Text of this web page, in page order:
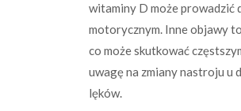
witaminy D może prowadzić
motorycznym. Inne objawy
co może skutkować
uwagę na zmiany nastroju u
lęków.